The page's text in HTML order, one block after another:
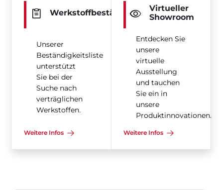
Werkstoffbeständigkeit
Unserer
Beständigkeitsliste
unterstützt
Sie bei der
Suche nach
verträglichen
Werkstoffen.
Weitere Infos
Virtueller
Showroom
Entdecken Sie
unsere
virtuelle
Ausstellung
und tauchen
Sie ein in
unsere
Produktinnovationen.
Weitere Infos